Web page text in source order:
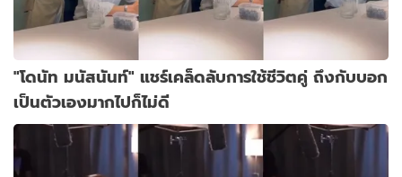
"โดนัท มนัสนันท์" แชร์เคล็ดลับการใช้ชีวิตคู่ ถึงกับบอก
เป็นตัวเองมากไปก็ไม่ดี